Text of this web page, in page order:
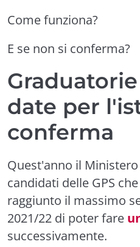
Come funziona?
E se non si conferma?
Graduatorie
date per
conferma
Quest'anno il
candidati delle GPS
raggiunto il massimo
2021/22 di poter fare
successivamente.